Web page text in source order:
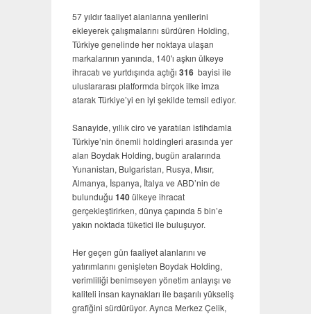
57 yıldır faaliyet alanlarına yenilerini
ekleyerek çalışmalarını sürdüren Holding,
Türkiye genelinde her noktaya ulaşan
markalarının yanında, 140'ı aşkın ülkeye
ihracatı ve yurtdışında açtığı 316 bayisi ile
uluslararası platformda birçok ilke imza
atarak Türkiye’yi en iyi şekilde temsil ediyor.
Sanayide, yıllık ciro ve yaratılan istihdamla
Türkiye’nin önemli holdingleri arasında yer
alan Boydak Holding, bugün aralarında
Yunanistan, Bulgaristan, Rusya, Mısır,
Almanya, İspanya, İtalya ve ABD’nin de
bulunduğu 140ülkeye ihracat
gerçekleştirirken, dünya çapında 5 bin’e
yakın noktada tüketici ile buluşuyor.
Her geçen gün faaliyet alanlarını ve
yatırımlarını genişleten Boydak Holding,
verimliliği benimseyen yönetim anlayışı ve
kaliteli insan kaynakları ile başarılı yükseliş
grafiğini sürdürüyor. Ayrıca Merkez Çelik,